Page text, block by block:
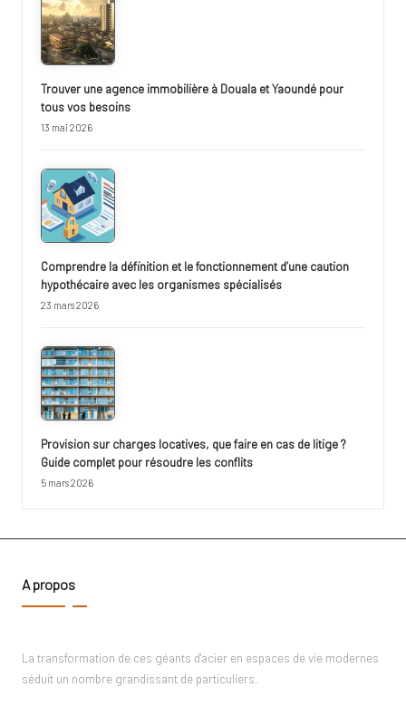
Trouver une agence immobilière à Douala et Yaoundé pour
tous vos besoins
13 mai 2026
Comprendre la définition et le fonctionnement d’une caution
hypothécaire avec les organismes spécialisés
23 mars 2026
Provision sur charges locatives, que faire en cas de litige ?
Guide complet pour résoudre les conflits
5 mars 2026
A propos
La transformation de ces géants d'acier en espaces de vie modernes
séduit un nombre grandissant de particuliers.